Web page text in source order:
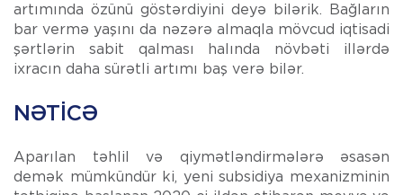
artımında özünü göstərdiyini deyə bilərik. Bağların
bar vermə yaşını da nəzərə almaqla mövcud iqtisadi
şərtlərin sabit qalması halında növbəti illərdə
ixracın daha sürətli artımı baş verə bilər.
NƏTICƏ
Aparılan təhlil və qiymətləndirmələrə əsasən
demək mümkündür ki, yeni subsidiya mexanizminin